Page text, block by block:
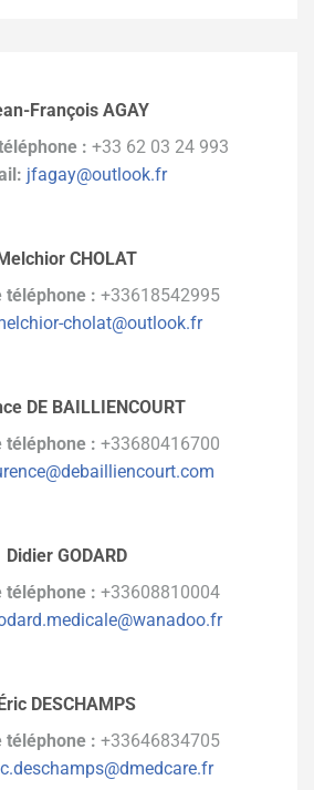
François AGAY
: +33 62 03 24 993
jfagay@outlook.fr
Melchior CHOLAT
téléphone : +33618542995
cholat@outlook.fr
DE BAILLIENCOURT
téléphone : +33680416700
Didier GODARD
téléphone : +33608810004
DESCHAMPS
téléphone : +33646834705